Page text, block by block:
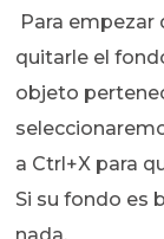
Para
quitarle el
objeto
a Ctrl+X para
Si su fondo es